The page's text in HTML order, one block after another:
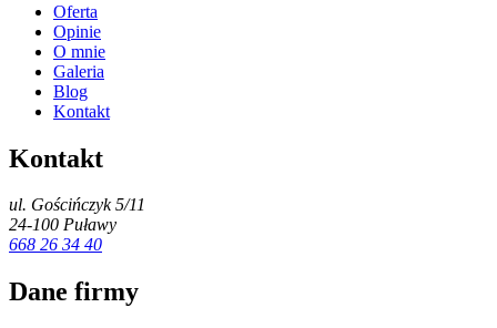
Oferta
Opinie
O mnie
Galeria
Blog
Kontakt
Kontakt
ul. Gościńczyk 5/11
24-100 Puławy
668 26 34 40
Dane firmy